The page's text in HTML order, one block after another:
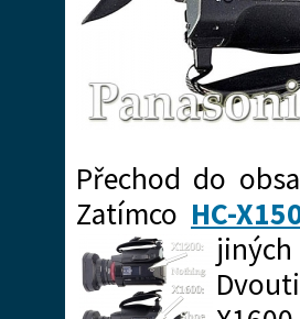
Přechod do
Zatímco HC-